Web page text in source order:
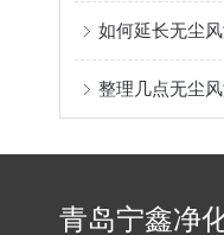
如何延长无尘
青岛宁鑫净